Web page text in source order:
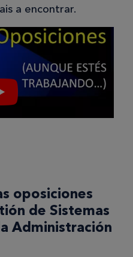
a encontrar.
oposiciones
de Sistemas
Administración